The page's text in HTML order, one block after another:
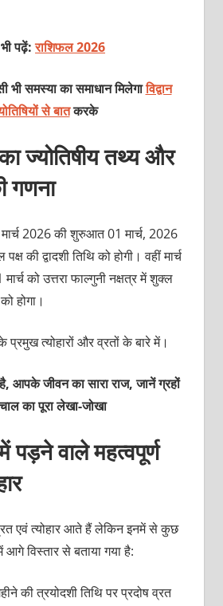
पढ़ें:राशिफल 2026
भी समस्या का समाधान मिलेगाविद्वान
से बातकरके
ज्योतिषीय तथ्य और
गणना
2026 की शुरुआत 01 मार्च, 2026
की द्वादशी तिथि को होगी। वहीं मार्च
को उत्तरा फाल्‍गुनी नक्षत्र में शुक्‍ल
होगा।
प्रमुख त्‍योहारों और व्रतों के बारे में।
आपके जीवन का सारा राज, जानें ग्रहों
का पूरा लेखा-जोखा
पड़ने वाले महत्वपूर्ण
एवं त्‍योहार आते हैं लेकिन इनमें से कुछ
विस्‍तार से बताया गया है:
की त्रयोदशी तिथि पर प्रदोष व्रत